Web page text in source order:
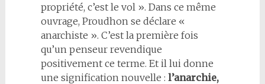
propriété, c’est le vol ». Dans ce même
ouvrage, Proudhon se déclare «
anarchiste ». C’est la première fois
qu’un penseur revendique
positivement ce terme. Et il lui donne
une signification nouvelle : l’anarchie,